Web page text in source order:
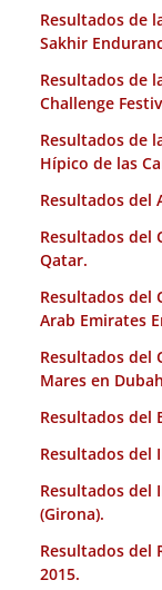
Resultados de
Sakhir
Resultados de
Challenge
Resultados de
Hípico de las
Resultados del
Resultados del
Qatar.
Resultados del
Arab Emirates
Resultados del
Mares en
Resultados del
Resultados del
Resultados del
(Girona).
Resultados del
2015.